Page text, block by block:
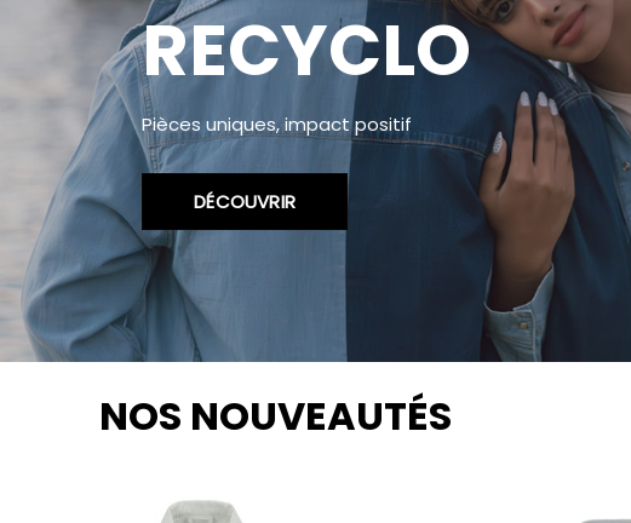
RECYCLO
Pièces uniques, impact positif
DÉCOUVRIR
NOS NOUVEAUTÉS